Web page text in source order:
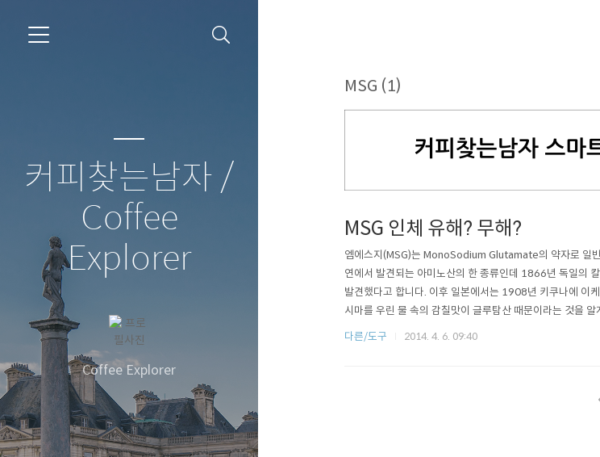
커피찾는남자 /
Coffee
Explorer
Coffee Explorer
MSG (1)
MSG 인체 유해? 무해?
엠에스지(MSG)는 MonoSodium Glutamate의 약자로 일
연에서 발견되는 아미노산의 한 종류인데 1866년 독일의
발견했다고 합니다. 이후 일본에서는 1908년 키쿠나에 이
시마를 우린 물 속의 감칠맛이 글루탐산 때문이라는 것을
원의 원조 격인 ‘아지노모토’라는 세계 최초의 MSG 조미
다른/도구 2014. 4. 6. 09:40